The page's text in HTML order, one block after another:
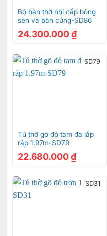
Bộ bàn thờ nhị cấp bông
sen và bàn cúng-SD86
24.300.000 ₫
SD79
Tủ thờ gõ đỏ tam đa lắp
ráp 1.97m-SD79
22.680.000 ₫
SD31